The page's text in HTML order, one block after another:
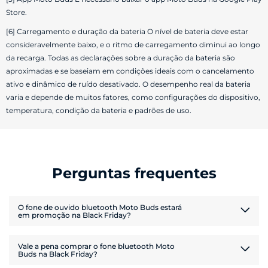
Store.
[6] Carregamento e duração da bateria O nível de bateria deve estar
consideravelmente baixo, e o ritmo de carregamento diminui ao longo
da recarga. Todas as declarações sobre a duração da bateria são
aproximadas e se baseiam em condições ideais com o cancelamento
ativo e dinâmico de ruído desativado. O desempenho real da bateria
varia e depende de muitos fatores, como configurações do dispositivo,
temperatura, condição da bateria e padrões de uso.
Perguntas frequentes
O fone de ouvido bluetooth Moto Buds estará
em promoção na Black Friday?
Sim, o fone bluetooth Moto Budsestará em promoção durante a
Black Friday Motorola 2025
Vale a pena comprar o fone bluetooth Moto
Buds na Black Friday?